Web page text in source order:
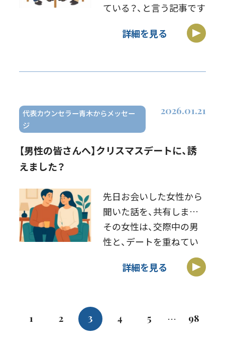
ている？、と言う記事です
↓https://news.yahoo.co.jp/
詳細を見る
代表カウンセラー青木からメッセー
ジ
2026.01.21
【男性の皆さんへ】クリスマスデートに、誘
えました？
先日お会いした女性から
聞いた話を、共有します
その女性は、交際中の男
性と、デートを重ねてい
ました そして、クリスマ
スが近付いてきて、クリ
し、男性からの誘いが無
詳細を見る
1 2 3 4 5 … 98